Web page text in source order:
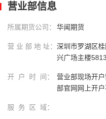
营业部信息
所属期货公司： 华闻期货
营 业 部 地 址： 深圳市罗湖区
兴广场主楼
开 户 时 间：
营业部现场开
部官网网上开
服 务 区 域：